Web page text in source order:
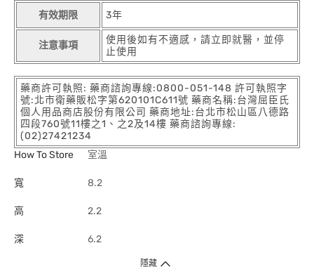
有效期限 3年
注意事項
使用後如有不適感，請立即就醫，並停
止使用
藥商許可執照: 藥商諮詢專線:0800-051-148 許可執照字
號:北市衛藥販松字第620101C611號 藥商名稱:台灣屈臣氏
個人用品商店股份有限公司 藥商地址:台北市松山區八德路
四段760號11樓之1、之2及14樓 藥商諮詢專線:
(02)27421234
How To Store
室溫
寬 8.2
高 2.2
深 6.2
隱藏